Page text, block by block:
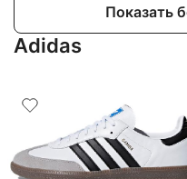
Показать
Adidas